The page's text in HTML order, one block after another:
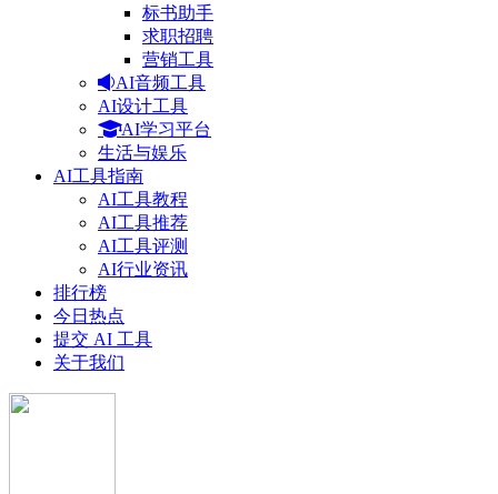
标书助手
求职招聘
营销工具
AI音频工具
AI设计工具
AI学习平台
生活与娱乐
AI工具指南
AI工具教程
AI工具推荐
AI工具评测
AI行业资讯
排行榜
今日热点
提交 AI 工具
关于我们